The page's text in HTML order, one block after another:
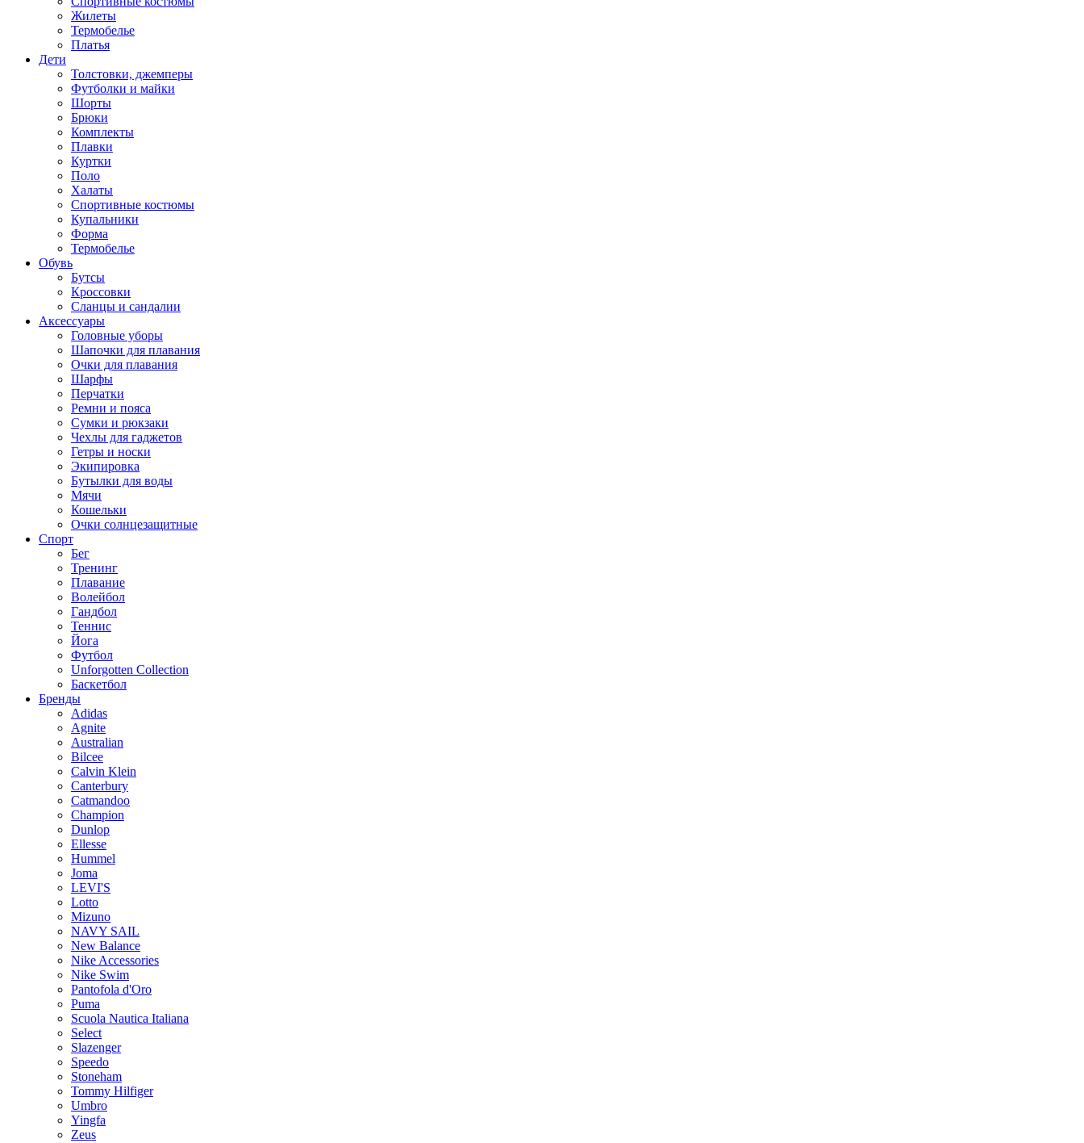
Жилеты
Термобелье
Платья
Дети
Толстовки, джемперы
Футболки и майки
Шорты
Брюки
Комплекты
Плавки
Куртки
Поло
Халаты
Спортивные костюмы
Купальники
Форма
Термобелье
Обувь
Бутсы
Кроссовки
Сланцы и сандалии
Аксессуары
Головные уборы
Шапочки для плавания
Очки для плавания
Шарфы
Перчатки
Ремни и пояса
Сумки и рюкзаки
Чехлы для гаджетов
Гетры и носки
Экипировка
Бутылки для воды
Мячи
Кошельки
Очки солнцезащитные
Спорт
Бег
Тренинг
Плавание
Волейбол
Гандбол
Теннис
Йога
Футбол
Unforgotten Collection
Баскетбол
Бренды
Adidas
Agnite
Australian
Bilcee
Calvin Klein
Canterbury
Catmandoo
Champion
Dunlop
Ellesse
Hummel
Joma
LEVI'S
Lotto
Mizuno
NAVY SAIL
New Balance
Nike Accessories
Nike Swim
Pantofola d'Oro
Puma
Scuola Nautica Italiana
Select
Slazenger
Speedo
Stoneham
Tommy Hilfiger
Umbro
Yingfa
Zeus